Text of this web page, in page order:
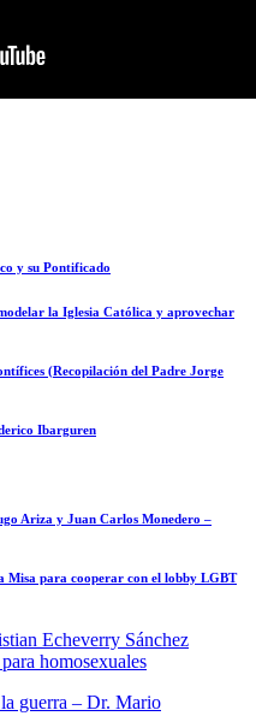
y su Pontificado
la Iglesia Católica y aprovechar
(Recopilación del Padre Jorge
Ibarguren
Ariza y Juan Carlos Monedero –
Misa para cooperar con el lobby LGBT
Echeverry Sánchez
homosexuales
guerra – Dr. Mario